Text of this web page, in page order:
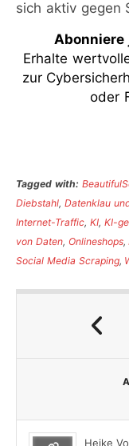
sich aktiv gegen
Abonniere
Erhalte
zur
oder
Tagged with:
Diebstahl, Datenklau
Internet-Traffic, KI, KI-
von Daten, Onlineshops,
Social Media Scraping,
Heike